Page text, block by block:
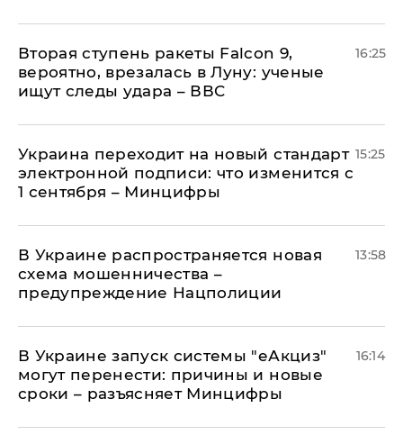
Вторая ступень ракеты Falcon 9,
вероятно, врезалась в Луну: ученые
ищут следы удара – ВВС
16:25
Украина переходит на новый стандарт
электронной подписи: что изменится с
1 сентября – Минцифры
15:25
В Украине распространяется новая
схема мошенничества –
предупреждение Нацполиции
13:58
В Украине запуск системы "еАкциз"
могут перенести: причины и новые
сроки – разъясняет Минцифры
16:14